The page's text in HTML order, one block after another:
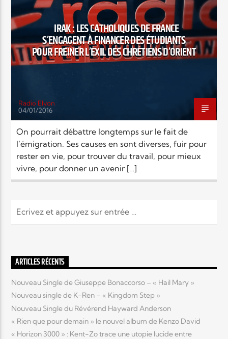
TITRE
ARTISTE
Radio Elyon
Elyon Rhema
Elyon Hits
Elyon Live
Elyon Kids
IRAK : LES CATHOLIQUES DE FRANCE
S’ENGAGENT À FINANCER DES ÉTUDIANTS
POUR FREINER L’EXIL DES CHRÉTIENS D’ORIENT
Radio Elyon
04/01/2016
On pourrait débattre longtemps sur le fait de
l’émigration. Ses causes en sont diverses, fuir pour
rester en vie, pour trouver du travail, pour mieux
vivre, pour donner un avenir […]
ARTICLES RÉCENTS
Nouveau Single de Giuseppe Bonaccorso – « Hail Mary »
Nouveau single de K-Ren – « Kingdom Step »
Nouveau Single du Révérend Hayward Anderson
« Rien que pour demain » le nouvel album de Kenzo David
« Horizon 3000 » : Kent-Zo trace une utopie lucide entre